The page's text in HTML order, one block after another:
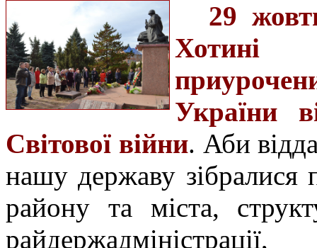
29
Хотині
України
Світової війни. Аби
нашу державу зібралися
району та міста,